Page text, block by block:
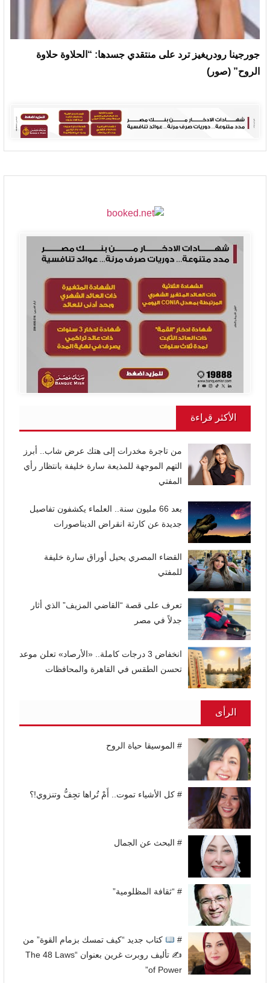
جورجينا رودريغيز ترد على منتقدي جسدها: “الحلاوة حلاوة
الروح” (صور)
الأكثر قراءة
من تاجرة مخدرات إلى هتك عرض شاب.. أبرز
التهم الموجهة للمذيعة سارة خليفة بانتظار رأي
المفتي
بعد 66 مليون سنة.. العلماء يكشفون تفاصيل
جديدة عن كارثة انقراض الديناصورات
القضاء المصري يحيل أوراق سارة خليفة
للمفتي
تعرف على قصة “القاضي المزيف” الذي أثار
جدلاً في مصر
انخفاض 3 درجات كاملة.. «الأرصاد» تعلن موعد
تحسن الطقس في القاهرة والمحافظات
الرأى
# الموسيقا حياة الروح
# كل الأشياء تموت.. أَمْ تُراها تجِفُّ وتنزوي!؟
# البحث عن الجمال
# “ثقافة المظلومية”
#
كتاب جديد “كيف تمسك بزمام القوة” من
✍
تأليف روبرت غرين بعنوان “The 48 Laws
of Power”